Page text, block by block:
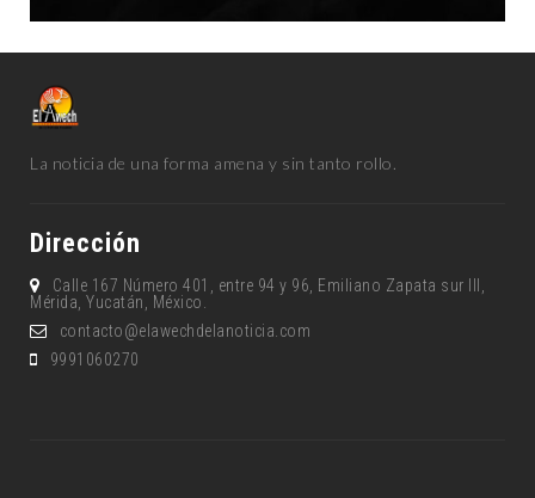
La noticia de una forma amena y sin tanto rollo.
Dirección
Calle 167 Número 401, entre 94 y 96, Emiliano Zapata sur lll,
Mérida, Yucatán, México.
contacto@elawechdelanoticia.com
9991060270